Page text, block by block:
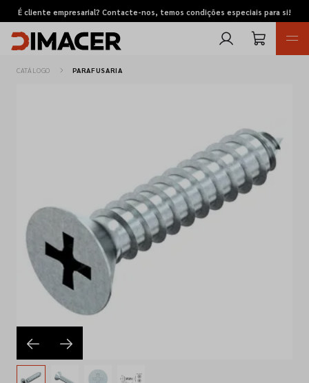
É cliente empresarial? Contacte-nos, temos condições especiais para si!
Pedidos de cotação
Marcas
Favoritos
Empresa
Contactos
CATÁLOGO PARAFUSARIA